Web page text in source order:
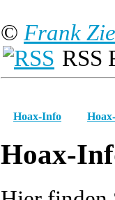
© Frank
RSS
Hoax-Info
Hoax-